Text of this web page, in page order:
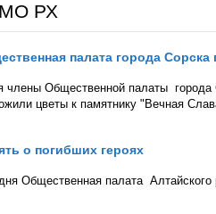
РХ
палата города
члены Общественной палаты города
цветы к памятнику "Вечная
о погибших героях
Общественная палата Алтайского